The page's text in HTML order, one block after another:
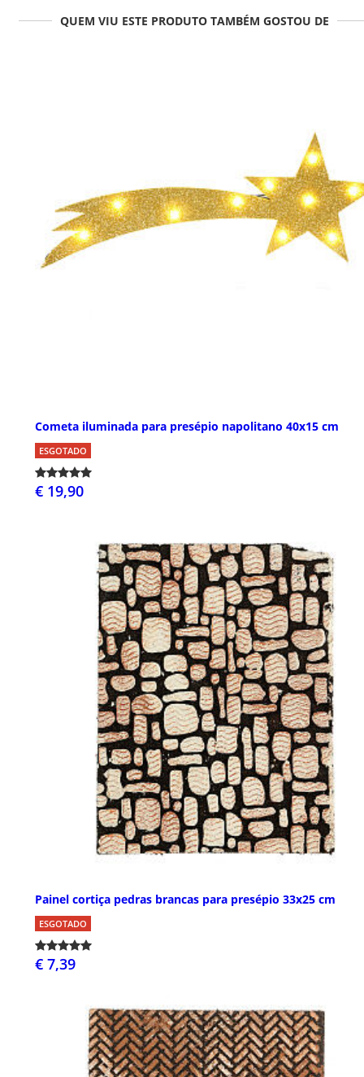
QUEM VIU ESTE PRODUTO TAMBÉM GOSTOU DE
Cometa iluminada para presépio napolitano 40x15 cm
ESGOTADO
€ 19,90
Painel cortiça pedras brancas para presépio 33x25 cm
ESGOTADO
€ 7,39